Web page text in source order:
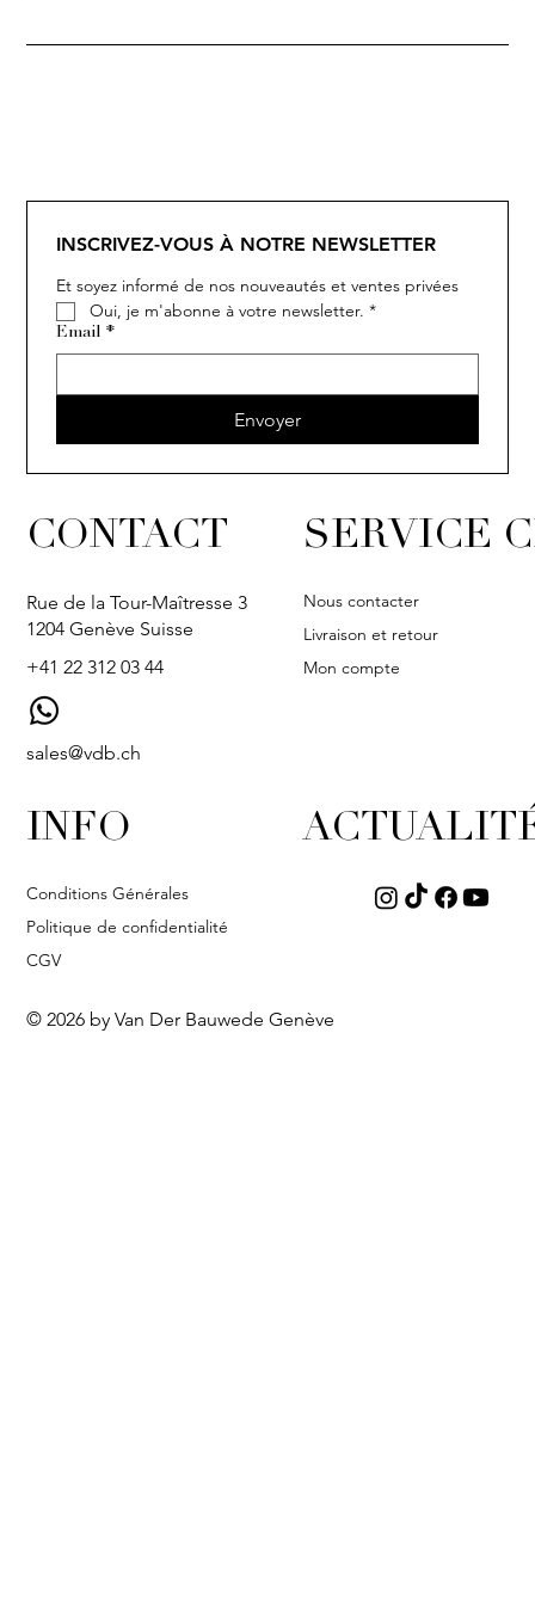
INSCRIVEZ-VOUS À NOTRE NEWSLETTER
Et soyez informé de nos nouveautés et ventes privées
Oui, je m'abonne à votre newsletter. *
Email *
Envoyer
CONTACT
Rue de la Tour-Maîtresse 3
1204 Genève Suisse
+41 22 312 03 44
sales@vdb.ch
SERVICE
Nous contacter
Livraison et retour
Mon compte
INFO
Conditions Générales
Politique de confidentialité
CGV
© 2026 by Van Der Bauwede Genève